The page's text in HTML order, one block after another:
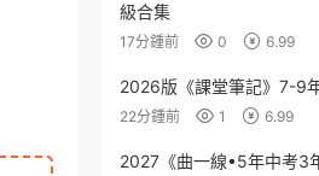
級合集
17分鍾前 0 6.99
2026版《課堂筆記》7-9
22分鍾前 1 6.99
2027《曲一線•5年中考3